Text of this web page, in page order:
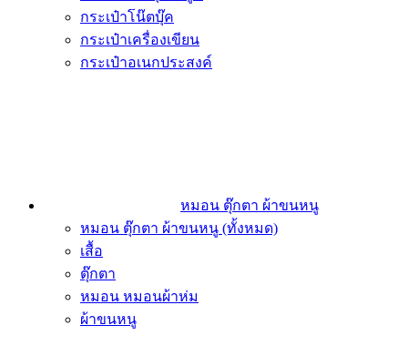
กระเป๋าโน๊ตบุ๊ค
กระเป๋าเครื่องเขียน
กระเป๋าอเนกประสงค์
หมอน ตุ๊กตา ผ้าขนหนู
หมอน ตุ๊กตา ผ้าขนหนู (ทั้งหมด)
เสื้อ
ตุ๊กตา
หมอน หมอนผ้าห่ม
ผ้าขนหนู